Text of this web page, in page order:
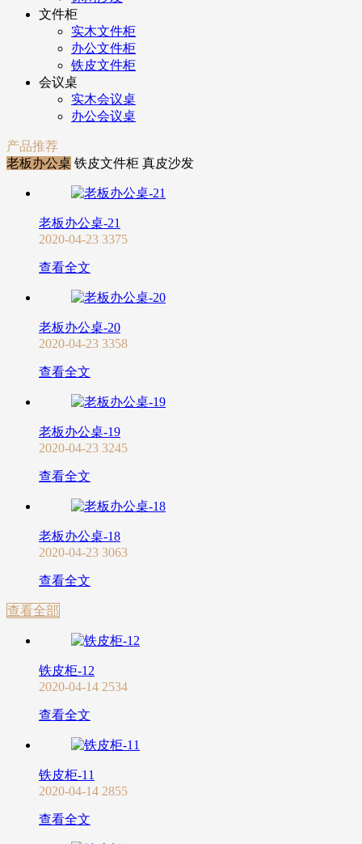
文件柜
实木文件柜
办公文件柜
铁皮文件柜
会议桌
实木会议桌
办公会议桌
产品推荐
老板办公桌 铁皮文件柜 真皮沙发
老板办公桌-21
2020-04-23 3375
查看全文
老板办公桌-20
2020-04-23 3358
查看全文
老板办公桌-19
2020-04-23 3245
查看全文
老板办公桌-18
2020-04-23 3063
查看全文
查看全部
铁皮柜-12
2020-04-14 2534
查看全文
铁皮柜-11
2020-04-14 2855
查看全文